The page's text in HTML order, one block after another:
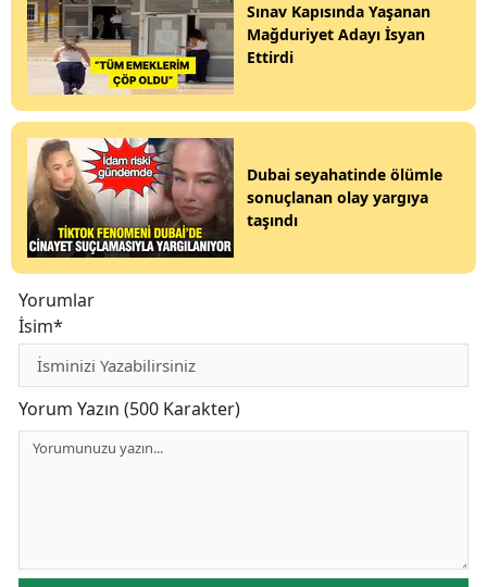
Sınav Kapısında Yaşanan
Mağduriyet Adayı İsyan
Ettirdi
Dubai seyahatinde ölümle
sonuçlanan olay yargıya
taşındı
Yorumlar
İsim*
Yorum Yazın (500 Karakter)